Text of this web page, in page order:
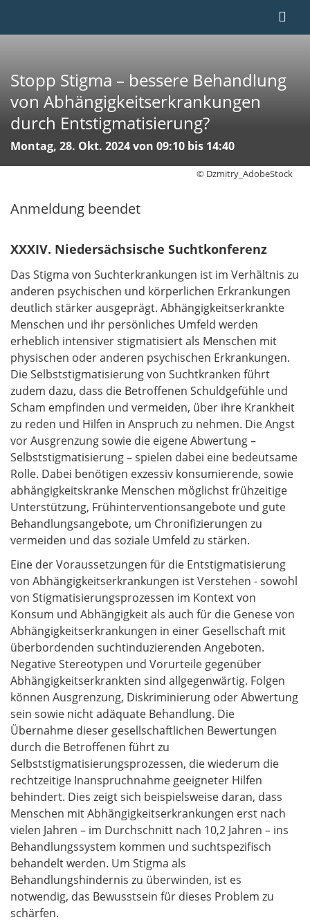
Stopp Stigma – bessere Behandlung
von Abhängigkeitserkrankungen
durch Entstigmatisierung?
Montag, 28. Okt. 2024 von 09:10 bis 14:40
© Dzmitry_AdobeStock
Anmeldung beendet
XXXIV. Niedersächsische Suchtkonferenz
Das Stigma von Suchterkrankungen ist im Verhältnis zu
anderen psychischen und körperlichen Erkrankungen
deutlich stärker ausgeprägt. Abhängigkeitserkrankte
Menschen und ihr persönliches Umfeld werden
erheblich intensiver stigmatisiert als Menschen mit
physischen oder anderen psychischen Erkrankungen.
Die Selbststigmatisierung von Suchtkranken führt
zudem dazu, dass die Betroffenen Schuldgefühle und
Scham empfinden und vermeiden, über ihre Krankheit
zu reden und Hilfen in Anspruch zu nehmen. Die Angst
vor Ausgrenzung sowie die eigene Abwertung –
Selbststigmatisierung – spielen dabei eine bedeutsame
Rolle. Dabei benötigen exzessiv konsumierende, sowie
abhängigkeitskranke Menschen möglichst frühzeitige
Unterstützung, Frühinterventionsangebote und gute
Behandlungsangebote, um Chronifizierungen zu
vermeiden und das soziale Umfeld zu stärken.
Eine der Voraussetzungen für die Entstigmatisierung
von Abhängigkeitserkrankungen ist Verstehen - sowohl
von Stigmatisierungsprozessen im Kontext von
Konsum und Abhängigkeit als auch für die Genese von
Abhängigkeitserkrankungen in einer Gesellschaft mit
überbordenden suchtinduzierenden Angeboten.
Negative Stereotypen und Vorurteile gegenüber
Abhängigkeitserkrankten sind allgegenwärtig. Folgen
können Ausgrenzung, Diskriminierung oder Abwertung
sein sowie nicht adäquate Behandlung. Die
Übernahme dieser gesellschaftlichen Bewertungen
durch die Betroffenen führt zu
Selbststigmatisierungsprozessen, die wiederum die
rechtzeitige Inanspruchnahme geeigneter Hilfen
behindert. Dies zeigt sich beispielsweise daran, dass
Menschen mit Abhängigkeitserkrankungen erst nach
vielen Jahren – im Durchschnitt nach 10,2 Jahren – ins
Behandlungssystem kommen und suchtspezifisch
behandelt werden. Um Stigma als
Behandlungshindernis zu überwinden, ist es
notwendig, das Bewusstsein für dieses Problem zu
schärfen.